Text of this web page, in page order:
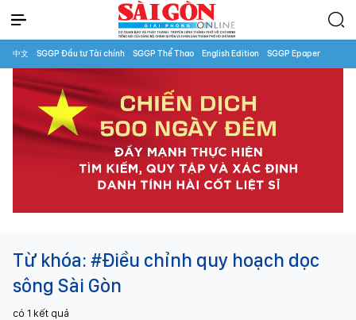
中文 SGGP Đầu tư Tài chính SGGP Thể Thao English Edition SGGP Epaper
Từ khóa: #Điều chỉnh quy hoạch dọc
sông Sài Gòn
có 1 kết quả